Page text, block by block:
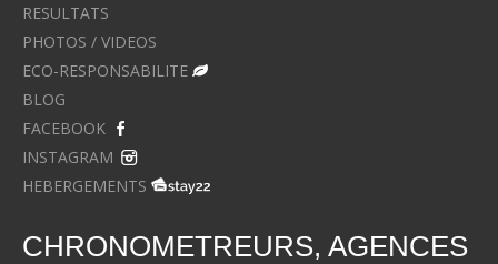
RESULTATS
PHOTOS / VIDEOS
ECO-RESPONSABILITE
BLOG
FACEBOOK
INSTAGRAM
HEBERGEMENTS
CHRONOMETREURS, AGENCES